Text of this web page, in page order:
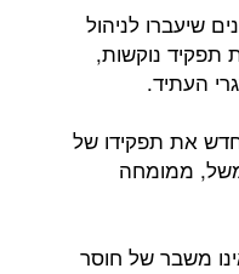
שיעברו לניהול
תפקיד נוקשות,
העתיד.
את תפקידו של
ממומחה
משבר של חוסר